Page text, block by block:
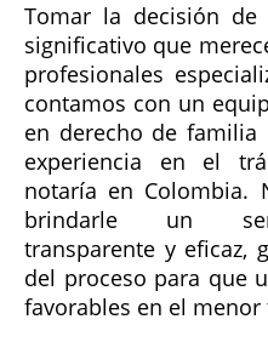
Tomar la decisión
significativo que
profesionales
contamos con un
en derecho de
experiencia en el
notaría en Colombia.
brindarle un
transparente y eficaz,
del proceso para que
favorables en el